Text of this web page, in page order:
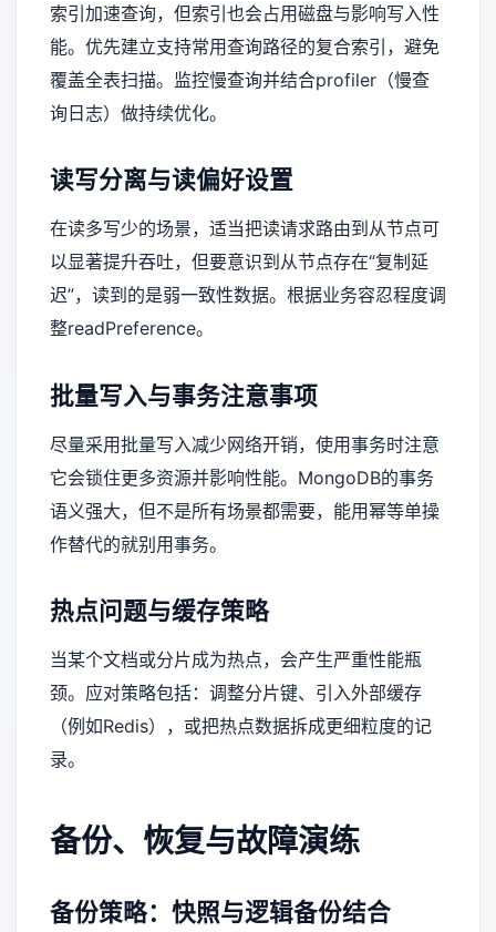
索引加速查询，但索引也会占用磁盘与影响写入性
能。优先建立支持常用查询路径的复合索引，避免
覆盖全表扫描。监控慢查询并结合profiler（慢查
询日志）做持续优化。
读写分离与读偏好设置
在读多写少的场景，适当把读请求路由到从节点可
以显著提升吞吐，但要意识到从节点存在“复制延
迟”，读到的是弱一致性数据。根据业务容忍程度调
整readPreference。
批量写入与事务注意事项
尽量采用批量写入减少网络开销，使用事务时注意
它会锁住更多资源并影响性能。MongoDB的事务
语义强大，但不是所有场景都需要，能用幂等单操
作替代的就别用事务。
热点问题与缓存策略
当某个文档或分片成为热点，会产生严重性能瓶
颈。应对策略包括：调整分片键、引入外部缓存
（例如Redis），或把热点数据拆成更细粒度的记
录。
备份、恢复与故障演练
备份策略：快照与逻辑备份结合